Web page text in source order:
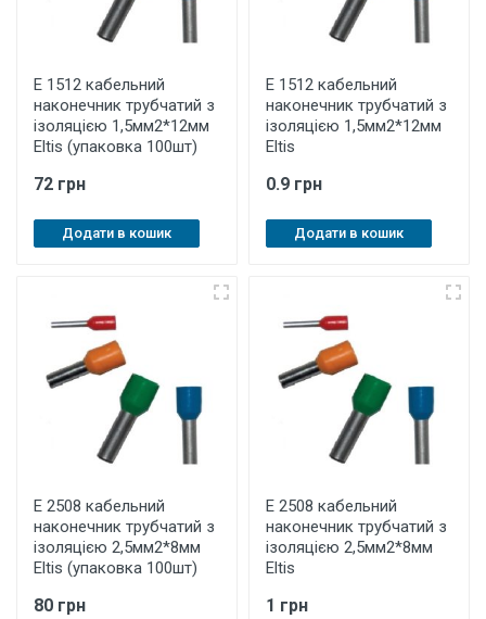
E 1512 кабельний
наконечник трубчатий з
ізоляцією 1,5мм2*12мм
Eltis (упаковка 100шт)
72 грн
Додати в кошик
E 1512 кабельний
наконечник трубчатий з
ізоляцією 1,5мм2*12мм
Eltis
0.9 грн
Додати в кошик
E 2508 кабельний
наконечник трубчатий з
ізоляцією 2,5мм2*8мм
Eltis (упаковка 100шт)
80 грн
E 2508 кабельний
наконечник трубчатий з
ізоляцією 2,5мм2*8мм
Eltis
1 грн